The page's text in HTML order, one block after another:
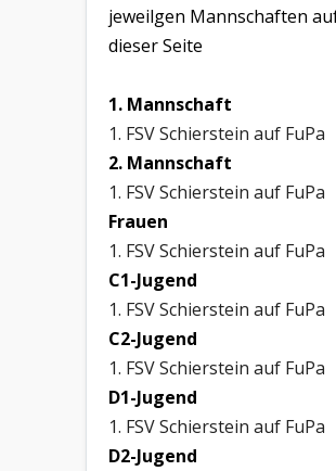
jeweilgen Mannschaften
dieser Seite
1. Mannschaft
1. FSV Schierstein auf FuPa
2. Mannschaft
1. FSV Schierstein auf FuPa
Frauen
1. FSV Schierstein auf FuPa
C1-Jugend
1. FSV Schierstein auf FuPa
C2-Jugend
1. FSV Schierstein auf FuPa
D1-Jugend
1. FSV Schierstein auf FuPa
D2-Jugend